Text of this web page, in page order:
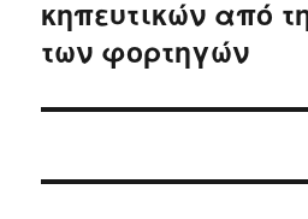
κηπευτικών από
των φορτηγών